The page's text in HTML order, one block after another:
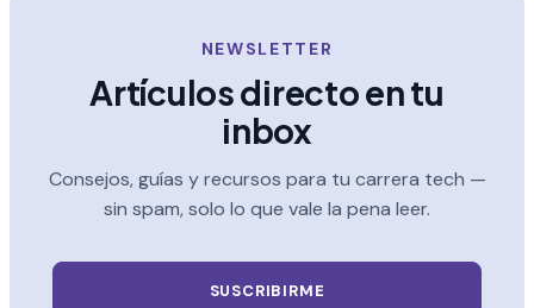
NEWSLETTER
Artículos directo en tu
inbox
Consejos, guías y recursos para tu carrera tech —
sin spam, solo lo que vale la pena leer.
SUSCRIBIRME